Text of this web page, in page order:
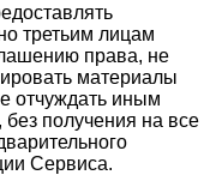
третьим лицам
права, не
материалы
отчуждать иным
получения на все
Сервиса.